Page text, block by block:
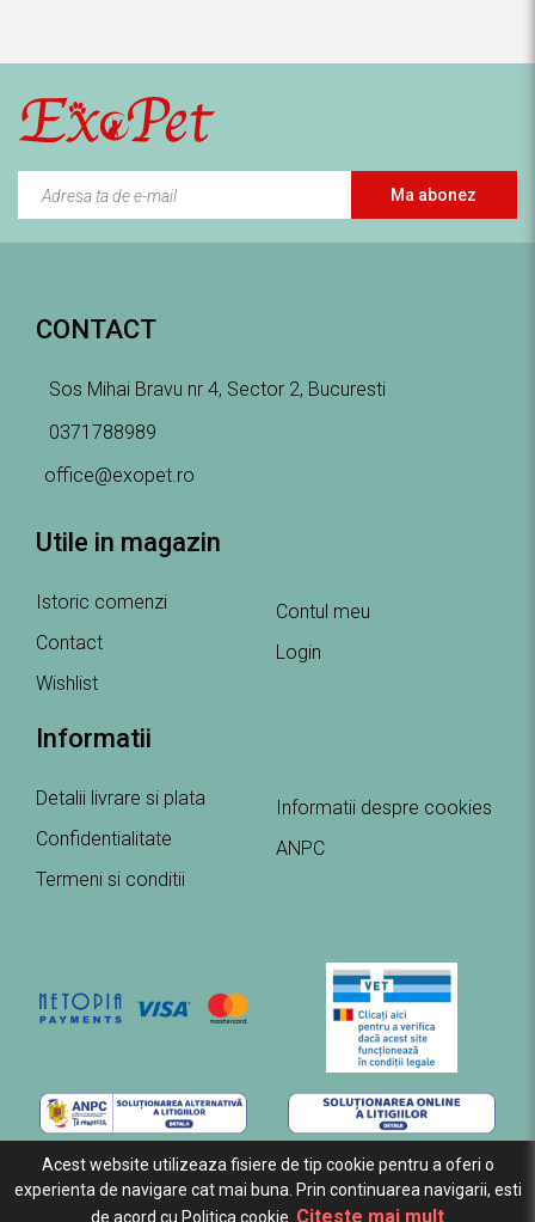
Ma abonez
Acest website utilizeaza fisiere de tip cookie pentru a oferi o
experienta de navigare cat mai buna. Prin continuarea navigarii, esti
de acord cu Politica cookie. Citeste mai mult
CONTACT
Sos Mihai Bravu nr 4, Sector 2, Bucuresti
0371788989
office@exopet.ro
Utile in magazin
Istoric comenzi
Contact
Wishlist
Contul meu
Login
Informatii
Detalii livrare si plata
Confidentialitate
Termeni si conditii
Informatii despre cookies
ANPC